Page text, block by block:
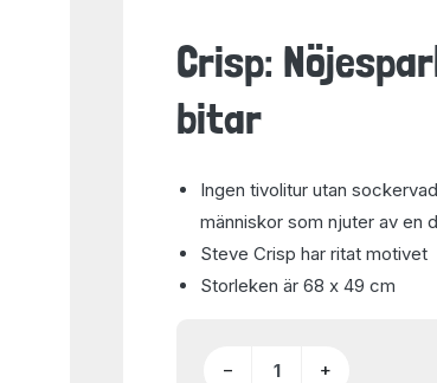
Crisp:
bitar
Ingen tivolitur utan
människor som njuter av en
Steve Crisp har ritat motivet
Storleken är 68 x 49 cm
− +